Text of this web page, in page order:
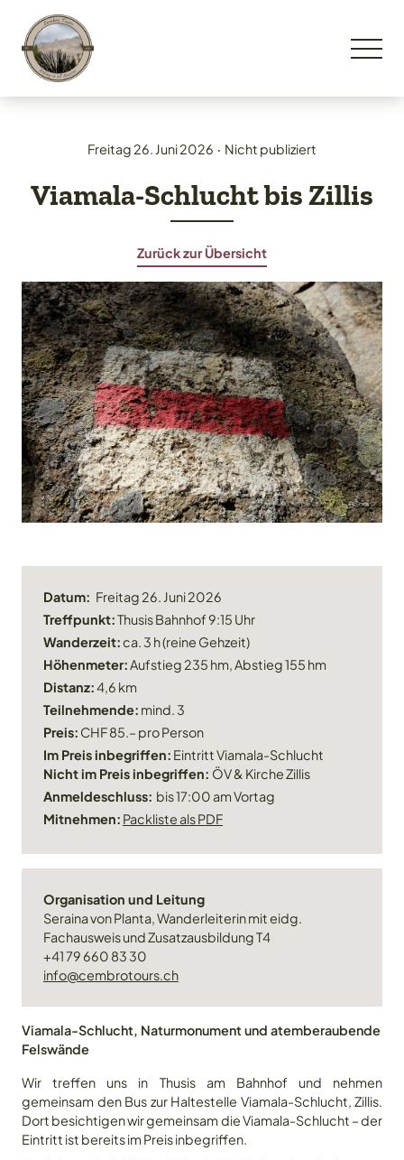
Angebot
Galerie
Freitag 26. Juni 2026 ‧ Nicht publiziert
Viamala-Schlucht bis Zillis
Zurück zur Übersicht
Datum: Freitag 26. Juni 2026
Treffpunkt:Thusis Bahnhof 9:15 Uhr
Wanderzeit:ca. 3 h (reine Gehzeit)
Höhenmeter:Aufstieg 235 hm, Abstieg 155 hm
Distanz:4,6 km
Teilnehmende: mind. 3
Preis: CHF 85.– pro Person
Im Preis inbegriffen: Eintritt Viamala-Schlucht
Nicht im Preis inbegriffen: ÖV & Kirche Zillis
Anmeldeschluss: bis 17:00 am Vortag
Mitnehmen: Packliste als PDF
Organisation und Leitung
Seraina von Planta, Wanderleiterin mit eidg.
Fachausweis und Zusatzausbildung T4
+41 79 660 83 30
info@cembrotours.ch
Viamala-Schlucht, Naturmonument und atemberaubende
Felswände
Wir treffen uns in Thusis am Bahnhof und nehmen
gemeinsam den Bus zur Haltestelle Viamala-Schlucht, Zillis.
Dort besichtigen wir gemeinsam die Viamala-Schlucht – der
Eintritt ist bereits im Preis inbegriffen.